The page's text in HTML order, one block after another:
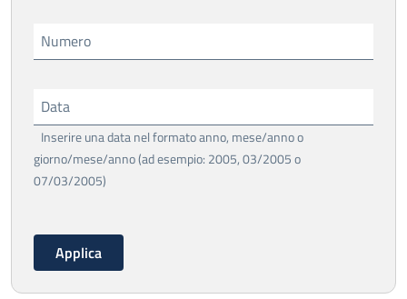
Numero
Data
Inserire una data nel formato anno, mese/anno o
giorno/mese/anno (ad esempio: 2005, 03/2005 o
07/03/2005)